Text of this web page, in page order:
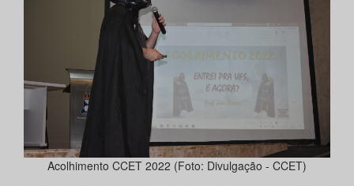
Acolhimento CCET 2022 (Foto: Divulgação - CCET)